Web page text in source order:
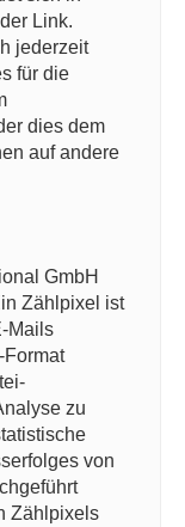
Link.
jederzeit
für die
dies dem
auf andere
GmbH
Zählpixel ist
Mails
zu
von
Zählpixels